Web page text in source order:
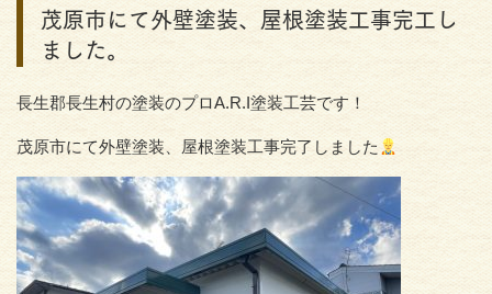
茂原市にて外壁塗装、屋根塗装工事完工し
ました。
長生郡長生村の塗装のプロA.R.I塗装工芸です！
茂原市にて外壁塗装、屋根塗装工事完了しました